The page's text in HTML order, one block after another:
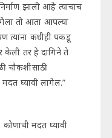
झाली आहे त्याचाच
तो आता आपल्या
त्यांना कधीही पकडू
केली तर हे दागिने ते
चौकशीसाठी
घ्यावी लागेल.”
मदत घ्यावी